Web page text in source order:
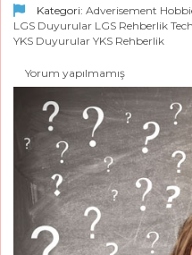
Kategori: Adverisement
LGS Duyurular LGS Rehberlik
YKS Duyurular YKS Rehberlik
Yorum yapılmamış